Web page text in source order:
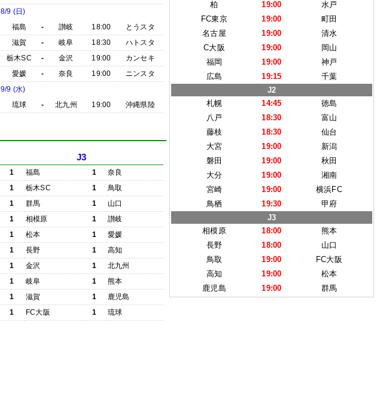
8/9 (日)
福島
- 讃岐 18:00
とうスタ
滋賀
- 岐阜 18:30
ハトスタ
栃木SC
- 金沢 19:00
カンセキ
愛媛
- 奈良 19:00
ニンスタ
9/9 (水)
琉球
- 北九州 19:00 沖縄県陸
J3
1 福島 1
奈良
1
栃木SC 1
鳥取
1
群馬 1
山口
1
相模原 1
讃岐
1
松本 1
愛媛
1
長野 1
高知
1
金沢 1
北九州
1
岐阜 1
熊本
1
滋賀 1
鹿児島
1
FC大阪 1 琉球
柏
19:00
水戸
FC東京
19:00
町田
名古屋
19:00
清水
C大阪
19:00
岡山
福岡
19:00
神戸
広島
19:15
千葉
J2
札幌
14:45
徳島
八戸
18:30
富山
藤枝
18:30
仙台
大宮
19:00
新潟
磐田
19:00
秋田
大分
19:00
湘南
宮崎
19:00
横浜FC
鳥栖
19:30
甲府
J3
相模原
18:00
熊本
長野
18:00
山口
鳥取
19:00
FC大阪
高知
19:00
松本
鹿児島
19:00 群馬